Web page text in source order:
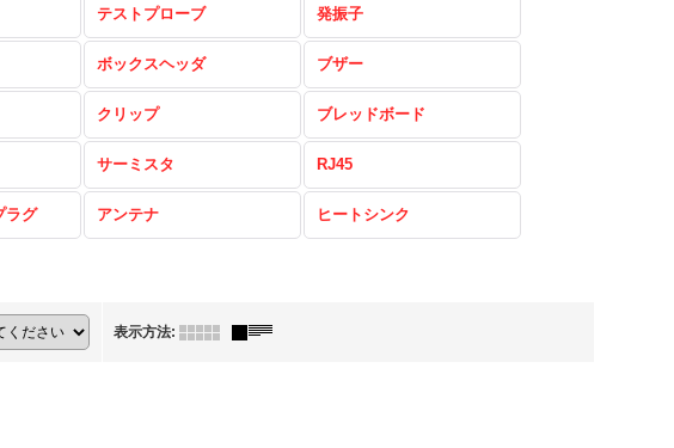
テストプローブ 発振子
ボックスヘッダ ブザー
クリップ ブレッドボード
サーミスタ RJ45
ラグ アンテナ ヒートシンク
表示方法: